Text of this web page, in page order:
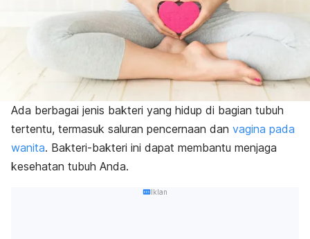
Ada berbagai jenis bakteri yang hidup di bagian tubuh
tertentu, termasuk saluran pencernaan dan vagina pada
wanita. Bakteri-bakteri ini dapat membantu menjaga
kesehatan tubuh Anda.
Iklan